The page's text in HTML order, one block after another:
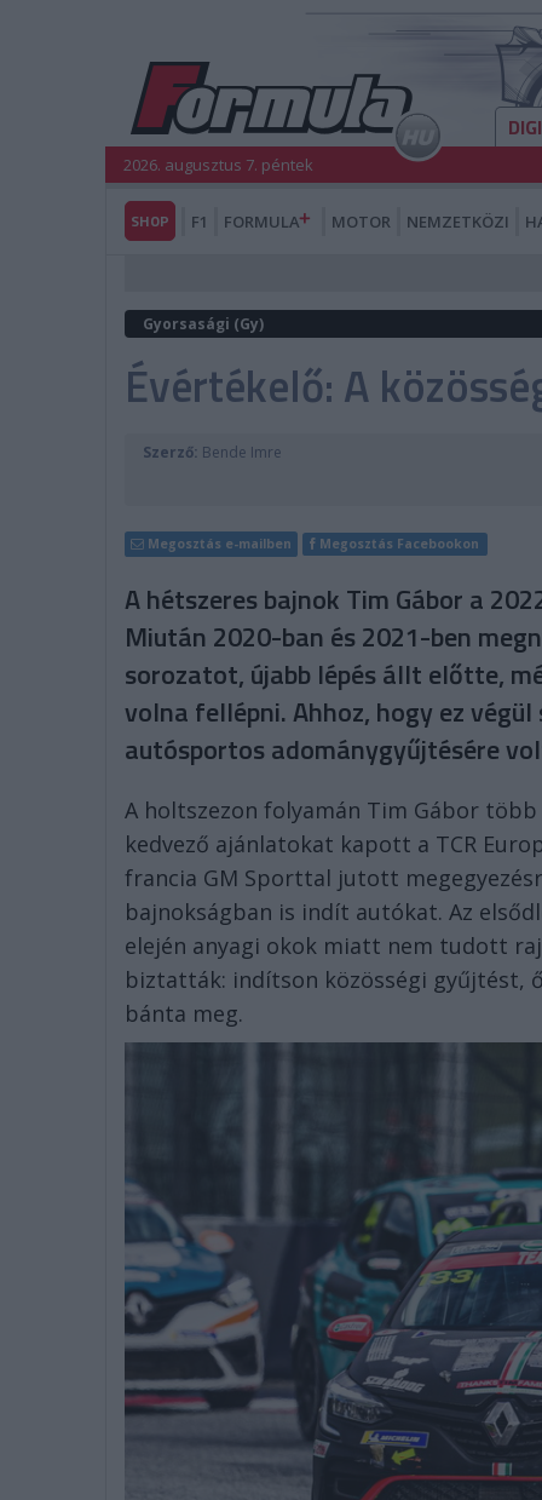
2026. augusztus 7. péntek
SHOP F1 FORMULA MOTOR NEMZETKÖZI
Gyorsasági (Gy)
Évértékelő: A
Szerző: Bende Imre
Megosztás e-mailben Megosztás Facebookon
A hétszeres bajnok Tim Gábor a
Miután 2020-ban és 2021-ben
sorozatot, újabb lépés állt előtte,
volna fellépni. Ahhoz, hogy ez
autósportos adománygyűjtésére
A holtszezon folyamán Tim Gábor
kedvező ajánlatokat kapott a TCR
francia GM Sporttal jutott
bajnokságban is indít autókat. Az
elején anyagi okok miatt nem tudott
biztatták: indítson közösségi gyűjtést,
bánta meg.